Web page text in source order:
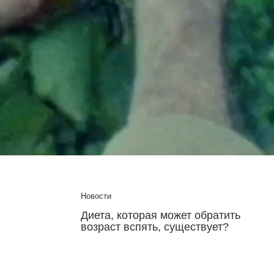
Новости
Употребление шоколада связали
с более низким риском смерти